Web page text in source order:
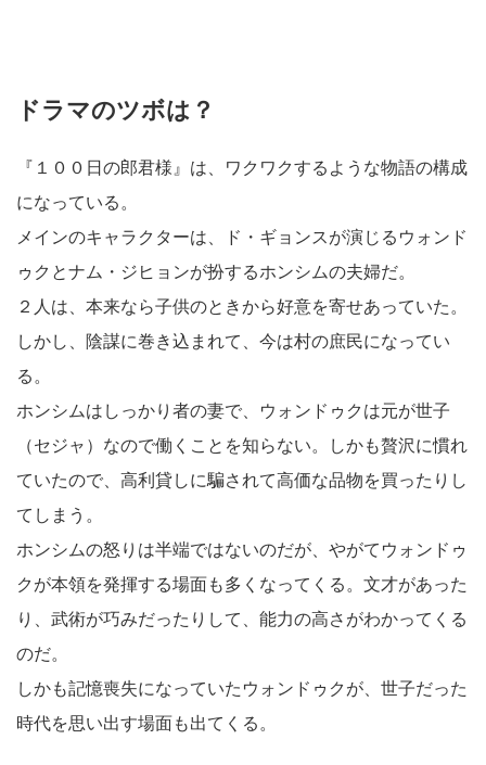
ドラマのツボは？
『１００日の郎君様』は、ワクワクするような物語の構成
になっている。
メインのキャラクターは、ド・ギョンスが演じるウォンド
ゥクとナム・ジヒョンが扮するホンシムの夫婦だ。
２人は、本来なら子供のときから好意を寄せあっていた。
しかし、陰謀に巻き込まれて、今は村の庶民になってい
る。
ホンシムはしっかり者の妻で、ウォンドゥクは元が世子
（セジャ）なので働くことを知らない。しかも贅沢に慣れ
ていたので、高利貸しに騙されて高価な品物を買ったりし
てしまう。
ホンシムの怒りは半端ではないのだが、やがてウォンドゥ
クが本領を発揮する場面も多くなってくる。文才があった
り、武術が巧みだったりして、能力の高さがわかってくる
のだ。
しかも記憶喪失になっていたウォンドゥクが、世子だった
時代を思い出す場面も出てくる。